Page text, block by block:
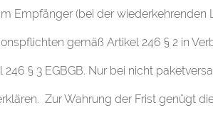
Empfänger (bei der
gemäß Artikel 246 § 2 in
§ 3 EGBGB. Nur bei nicht
Zur Wahrung der Frist genügt